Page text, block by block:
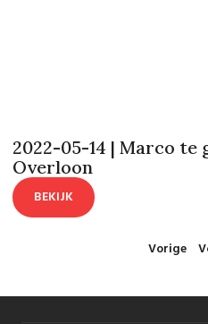
2022-05-14 | Marco
Overloon
BEKIJK
Vorige